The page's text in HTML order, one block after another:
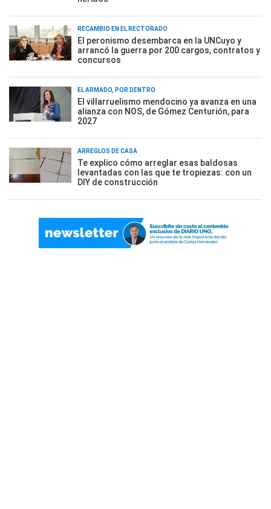
RECAMBIO EN EL RECTORADO
El peronismo desembarca en la UNCuyo y
arrancó la guerra por 200 cargos, contratos y
concursos
EL ARMADO, POR DENTRO
El villarruelismo mendocino ya avanza en una
alianza con NOS, de Gómez Centurión, para
2027
ARREGLOS DE CASA
Te explico cómo arreglar esas baldosas
levantadas con las que te tropiezas: con un
DIY de construcción